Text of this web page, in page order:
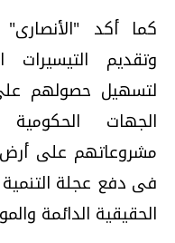
كما أكد
وتقديم التيسيرات
لتسهيل حصولهم
الجهات
مشروعاتهم على أرض
فى دفع عجلة
الحقيقية الدائمة